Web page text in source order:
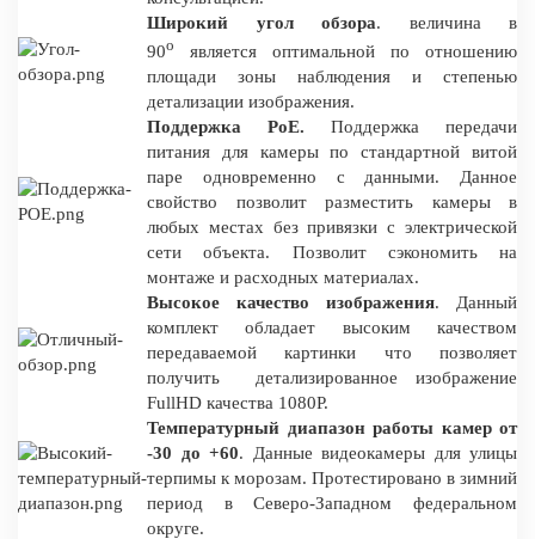
Широкий угол обзора. величина в
90о
является оптимальной по отношению
площади зоны наблюдения и степенью
детализации изображения.
Поддержка PoE. Поддержка передачи
питания для камеры по стандартной витой
паре одновременно с данными. Данное
свойство позволит разместить камеры в
любых местах без привязки с электрической
сети объекта. Позволит сэкономить на
монтаже и расходных материалах.
Высокое качество изображения. Данный
комплект обладает высоким качеством
передаваемой картинки что позволяет
получить детализированное изображение
FullHD качества 1080P.
Температурный диапазон работы камер от
-30 до +60. Данные видеокамеры для улицы
терпимы к морозам. Протестировано в зимний
период в Северо-Западном федеральном
округе.